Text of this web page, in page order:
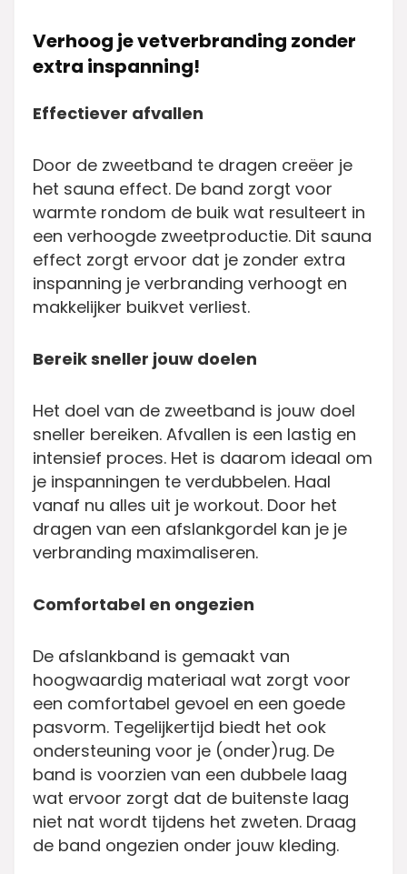
Verhoog je vetverbranding zonder
extra inspanning!
Effectiever afvallen
Door de zweetband te dragen creëer je
het sauna effect. De band zorgt voor
warmte rondom de buik wat resulteert in
een verhoogde zweetproductie. Dit sauna
effect zorgt ervoor dat je zonder extra
inspanning je verbranding verhoogt en
makkelijker buikvet verliest.
Bereik sneller jouw doelen
Het doel van de zweetband is jouw doel
sneller bereiken. Afvallen is een lastig en
intensief proces. Het is daarom ideaal om
je inspanningen te verdubbelen. Haal
vanaf nu alles uit je workout. Door het
dragen van een afslankgordel kan je je
verbranding maximaliseren.
Comfortabel en ongezien
De afslankband is gemaakt van
hoogwaardig materiaal wat zorgt voor
een comfortabel gevoel en een goede
pasvorm. Tegelijkertijd biedt het ook
ondersteuning voor je (onder)rug. De
band is voorzien van een dubbele laag
wat ervoor zorgt dat de buitenste laag
niet nat wordt tijdens het zweten. Draag
de band ongezien onder jouw kleding.